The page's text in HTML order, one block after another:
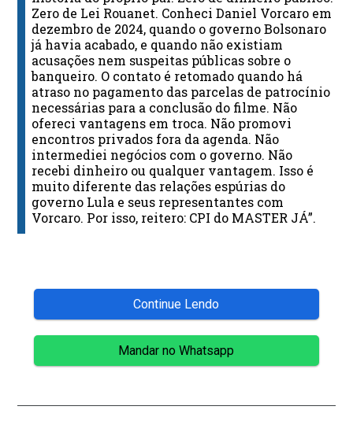
Zero de Lei Rouanet. Conheci Daniel Vorcaro em
dezembro de 2024, quando o governo Bolsonaro
já havia acabado, e quando não existiam
acusações nem suspeitas públicas sobre o
banqueiro. O contato é retomado quando há
atraso no pagamento das parcelas de patrocínio
necessárias para a conclusão do filme. Não
ofereci vantagens em troca. Não promovi
encontros privados fora da agenda. Não
intermediei negócios com o governo. Não
recebi dinheiro ou qualquer vantagem. Isso é
muito diferente das relações espúrias do
governo Lula e seus representantes com
Vorcaro. Por isso, reitero: CPI do MASTER JÁ”.
Continue Lendo
Mandar no Whatsapp